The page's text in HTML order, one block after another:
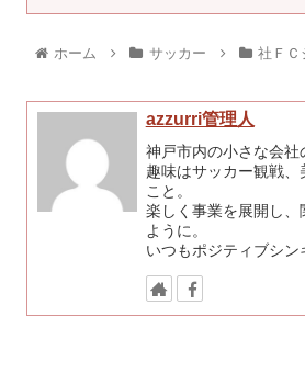
ホーム サッカー 社ＦＣ
azzurri管理人
神戸市内の小さな会社
趣味はサッカー観戦
こと。
楽しく事業を展開し、
ように。
いつもポジティブシン